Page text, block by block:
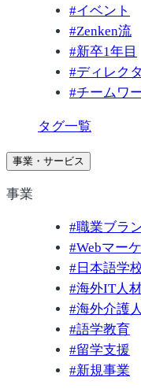
#イベント
#Zenken流
#新卒1年目
#ディレク
#チームワ
タグ一覧
事業・サービス
事業
#職業ブラ
#Webマー
# 日本語学
#海外IT人
#海外介護
#語学教育
#留学支援
#新規事業